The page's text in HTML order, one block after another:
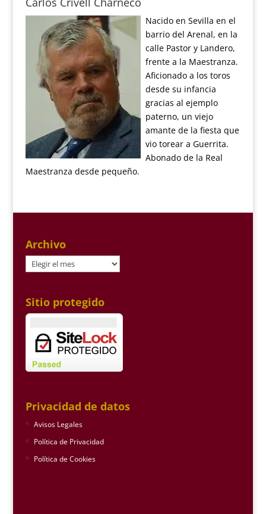
Nacido en Sevilla en el
barrio del Arenal, en la
calle Pastor y Landero,
frente a la Maestranza.
Aficionado a los toros
desde su infancia
gracias al ejemplo
paterno, un viejo
amante de la fiesta que
vio torear a Guerrita.
Abonado de la Real
Maestranza desde pequeño.
Archivo
Archivo
Sitio protegido
Privacidad de datos
Avisos Legales
Política de Privacidad
Política de Cookies